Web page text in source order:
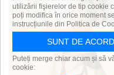
utilizării fişierelor de tip cookie
poți modifica în orice moment
instrucțiunile din Politica de
SUNT DE
Puteți merge chiar acum și să
cookie: